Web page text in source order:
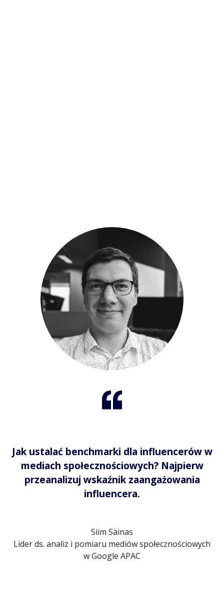
Jak ustalać benchmarki dla influencerów w
mediach społecznościowych? Najpierw
przeanalizuj wskaźnik zaangażowania
influencera.
Siim Säinas
Lider ds. analiz i pomiaru mediów społecznościowych
w Google APAC